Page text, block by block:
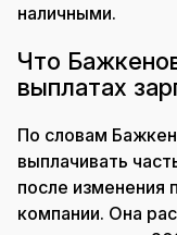
наличными.
Что
выплатах
По словам
выплачивать
после изменения
компании. Она